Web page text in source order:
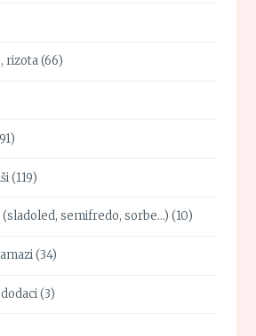
rizota(66)
(119)
semifredo, sorbe…) (10)
(34)
(3)